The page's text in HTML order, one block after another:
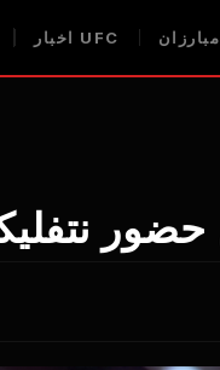
مبارزان UFC اخبار